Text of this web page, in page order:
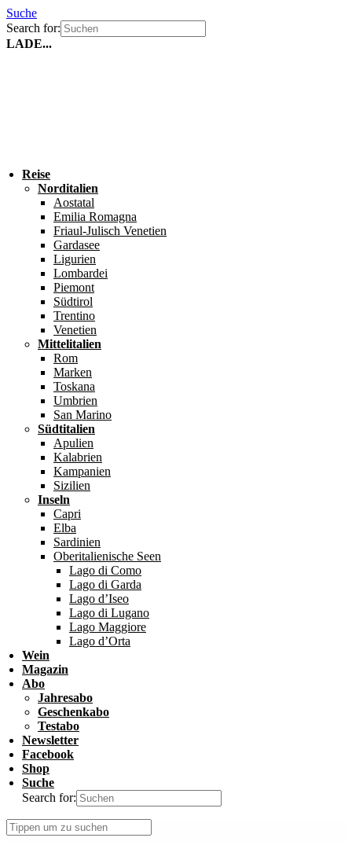
Suche
Search for:
LADE...
Reise
Norditalien
Aostatal
Emilia Romagna
Friaul-Julisch Venetien
Gardasee
Ligurien
Lombardei
Piemont
Südtirol
Trentino
Venetien
Mittelitalien
Rom
Marken
Toskana
Umbrien
San Marino
Südtitalien
Apulien
Kalabrien
Kampanien
Sizilien
Inseln
Capri
Elba
Sardinien
Oberitalienische Seen
Lago di Como
Lago di Garda
Lago d’Iseo
Lago di Lugano
Lago Maggiore
Lago d’Orta
Wein
Magazin
Abo
Jahresabo
Geschenkabo
Testabo
Newsletter
Facebook
Shop
Suche
Search for: